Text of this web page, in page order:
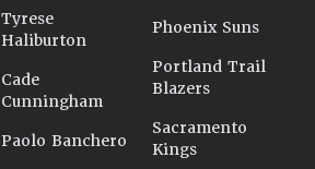
Tyrese
Haliburton
Cade
Cunningham
Paolo Banchero
Phoenix Suns
Portland Trail
Blazers
Sacramento
Kings